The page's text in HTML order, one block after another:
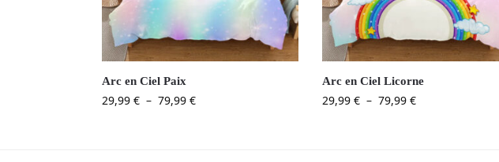
Arc en Ciel Paix
29,99 € – 79,99 €
Arc en Ciel Licorne
29,99 € – 79,99 €